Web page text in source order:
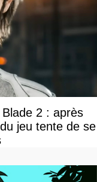
2 : après
jeu tente de se